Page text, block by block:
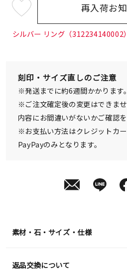
¥13,200 in)
再入荷お
シルバー リング（312234140002
刻印・サイズ直しのご注意
※発送までに約6週間かかります。
※ご注文確定後の変更はできま
内容にお間違いがないかご確認
※お支払い方法はクレジットカー
PayPayのみとなります。
素材・石・サイズ・仕様
返品交換について